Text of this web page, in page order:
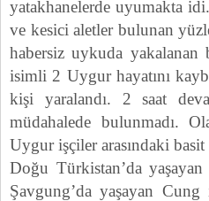
yatakhanelerde uyumakta
ve kesici aletler bulunan
habersiz uykuda yakalanan
isimli 2 Uygur hayatını
kişi yaralandı. 2 saat
müdahalede bulunmadı.
Uygur işçiler arasındaki
Doğu Türkistan’da
Şavgung’da yaşayan